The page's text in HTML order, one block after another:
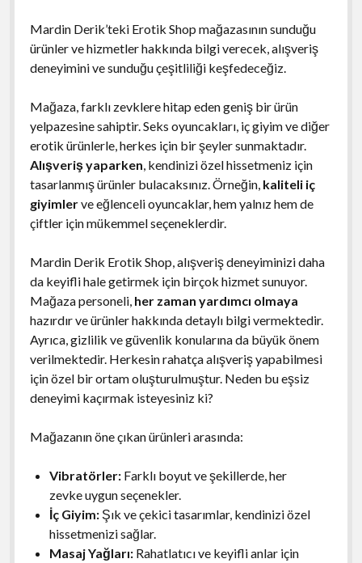
Mardin Derik’teki Erotik Shop mağazasının sunduğu
ürünler ve hizmetler hakkında bilgi verecek, alışveriş
deneyimini ve sunduğu çeşitliliği keşfedeceğiz.
Mağaza, farklı zevklere hitap eden geniş bir ürün
yelpazesine sahiptir. Seks oyuncakları, iç giyim ve diğer
erotik ürünlerle, herkes için bir şeyler sunmaktadır.
Alışveriş yaparken, kendinizi özel hissetmeniz için
tasarlanmış ürünler bulacaksınız. Örneğin, kaliteli iç
giyimlerve eğlenceli oyuncaklar, hem yalnız hem de
çiftler için mükemmel seçeneklerdir.
Mardin Derik Erotik Shop, alışveriş deneyiminizi daha
da keyifli hale getirmek için birçok hizmet sunuyor.
Mağaza personeli, her zaman yardımcı olmaya
hazırdır ve ürünler hakkında detaylı bilgi vermektedir.
Ayrıca, gizlilik ve güvenlik konularına da büyük önem
verilmektedir. Herkesin rahatça alışveriş yapabilmesi
için özel bir ortam oluşturulmuştur. Neden bu eşsiz
deneyimi kaçırmak isteyesiniz ki?
Mağazanın öne çıkan ürünleri arasında:
Vibratörler:Farklı boyut ve şekillerde, her
zevke uygun seçenekler.
İç Giyim:Şık ve çekici tasarımlar, kendinizi özel
hissetmenizi sağlar.
Masaj Yağları:Rahatlatıcı ve keyifli anlar için